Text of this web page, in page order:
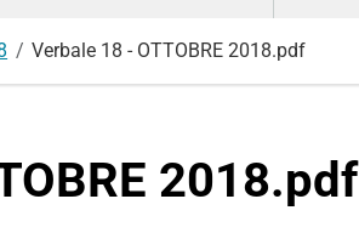
Verbale 18 - OTTOBRE 2018.pdf
2018.pdf